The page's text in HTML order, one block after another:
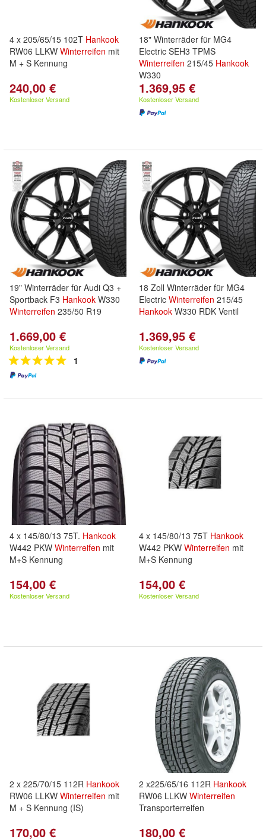
4 x 205/65/15 102T Hankook
RW06 LLKW Winterreifen mit
M + S Kennung
240,00 €
Kostenloser Versand
18" Winterräder für MG4
Electric SEH3 TPMS
Winterreifen 215/45 Hankook
W330
1.369,95 €
Kostenloser Versand
19" Winterräder für Audi Q3 +
Sportback F3 Hankook W330
Winterreifen 235/50 R19
1.669,00 €
Kostenloser Versand
1
18 Zoll Winterräder für MG4
Electric Winterreifen 215/45
Hankook W330 RDK Ventil
1.369,95 €
Kostenloser Versand
4 x 145/80/13 75T. Hankook
W442 PKW Winterreifen mit
M+S Kennung
154,00 €
Kostenloser Versand
4 x 145/80/13 75T Hankook
W442 PKW Winterreifen mit
M+S Kennung
154,00 €
Kostenloser Versand
2 x 225/70/15 112R Hankook
RW06 LLKW Winterreifen mit
M + S Kennung (IS)
170,00 €
2 x225/65/16 112R Hankook
RW06 LLKW Winterreifen
Transporterreifen
180,00 €